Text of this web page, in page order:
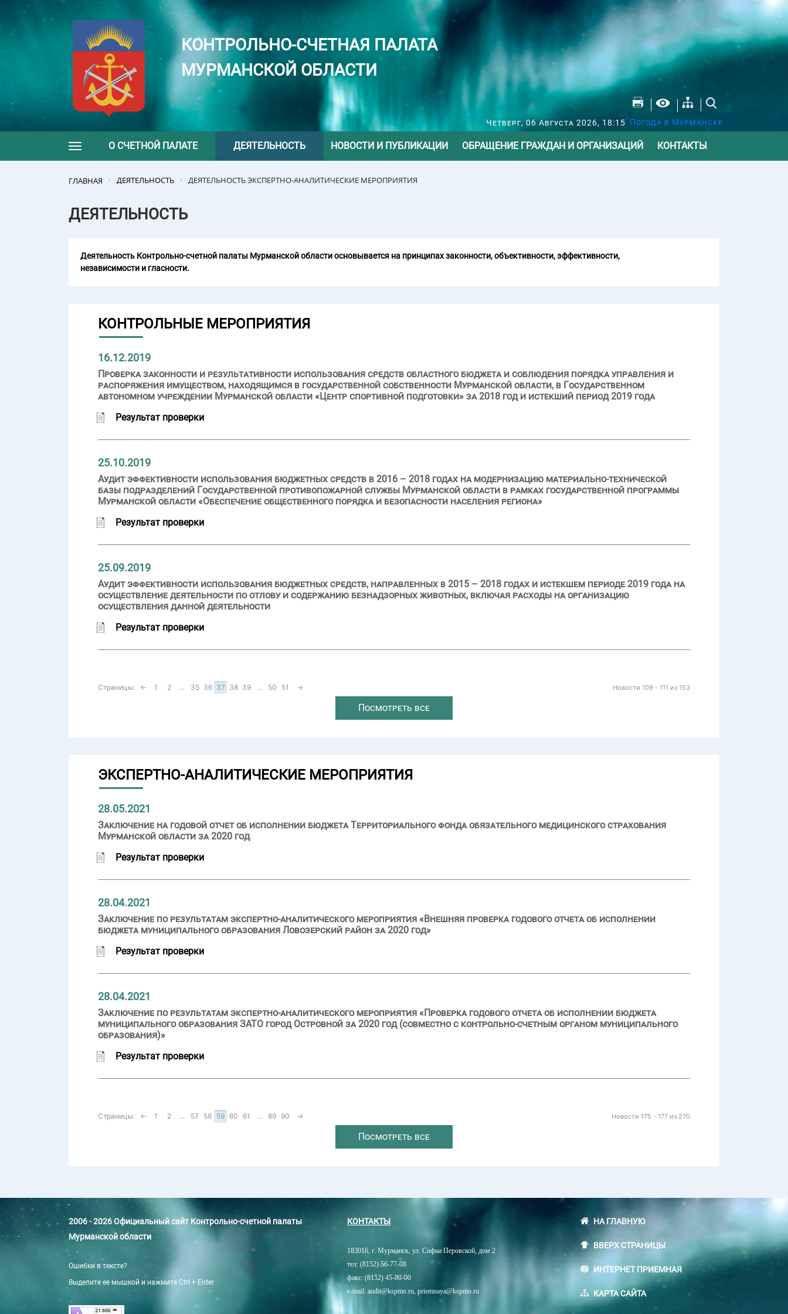
КОНТРОЛЬНО-СЧЕТНАЯ ПАЛАТА
МУРМАНСКОЙ ОБЛАСТИ
Четверг, 06 Августа 2026, 18:15 Погода в Мурманске
Toggle navigation
О СЧЕТНОЙ ПАЛАТЕ ДЕЯТЕЛЬНОСТЬ НОВОСТИ И ПУБЛИКАЦИИ ОБРАЩЕНИЕ ГРАЖДАН И ОРГАНИЗАЦИЙ КОНТАКТЫ
ГЛАВНАЯ ДЕЯТЕЛЬНОСТЬ ДЕЯТЕЛЬНОСТЬ ЭКСПЕРТНО-АНАЛИТИЧЕСКИЕ МЕРОПРИЯТИЯ
ДЕЯТЕЛЬНОСТЬ
Деятельность Контрольно-счетной палаты Мурманской области основывается на принципах законности, объективности, эффективности,
независимости и гласности.
КОНТРОЛЬНЫЕ МЕРОПРИЯТИЯ
16.12.2019
Проверка законности и результативности использования средств областного бюджета и соблюдения порядка управления и
распоряжения имуществом, находящимся в государственной собственности Мурманской области, в Государственном
автономном учреждении Мурманской области «Центр спортивной подготовки» за 2018 год и истекший период 2019 года
Результат проверки
25.10.2019
Аудит эффективности использования бюджетных средств в 2016 – 2018 годах на модернизацию материально-технической
базы подразделений Государственной противопожарной службы Мурманской области в рамках государственной программы
Мурманской области «Обеспечение общественного порядка и безопасности населения региона»
Результат проверки
25.09.2019
Аудит эффективности использования бюджетных средств, направленных в 2015 – 2018 годах и истекшем периоде 2019 года на
осуществление деятельности по отлову и содержанию безнадзорных животных, включая расходы на организацию
осуществления данной деятельности
Результат проверки
Новости 109 - 111 из 153
Страницы: ← 1 2 ... 35 36 37 38 39 ... 50 51 →
Посмотреть все
ЭКСПЕРТНО-АНАЛИТИЧЕСКИЕ МЕРОПРИЯТИЯ
28.05.2021
Заключение на годовой отчет об исполнении бюджета Территориального фонда обязательного медицинского страхования
Мурманской области за 2020 год
Результат проверки
28.04.2021
Заключение по результатам экспертно-аналитического мероприятия «Внешняя проверка годового отчета об исполнении
бюджета муниципального образования Ловозерский район за 2020 год»
Результат проверки
28.04.2021
Заключение по результатам экспертно-аналитического мероприятия «Проверка годового отчета об исполнении бюджета
муниципального образования ЗАТО город Островной за 2020 год (совместно с контрольно-счетным органом муниципального
образования)»
Результат проверки
Новости 175 - 177 из 270
Страницы: ← 1 2 ... 57 58 59 60 61 ... 89 90 →
Посмотреть все
2006 - 2026 Официальный сайт Контрольно-счетной палаты
Мурманской области
Ошибки в тексте?
Выделите ее мышкой и нажмите Ctrl + Enter
КОНТАКТЫ
183016, г. Мурманск, ул. Софьи Перовской, дом 2
тел: (8152) 56-77-08
факс: (8152) 45-80-00
e-mail: audit@kspmo.ru, priemnaya@kspmo.ru
НА ГЛАВНУЮ
ВВЕРХ СТРАНИЦЫ
ИНТЕРНЕТ ПРИЕМНАЯ
КАРТА САЙТА